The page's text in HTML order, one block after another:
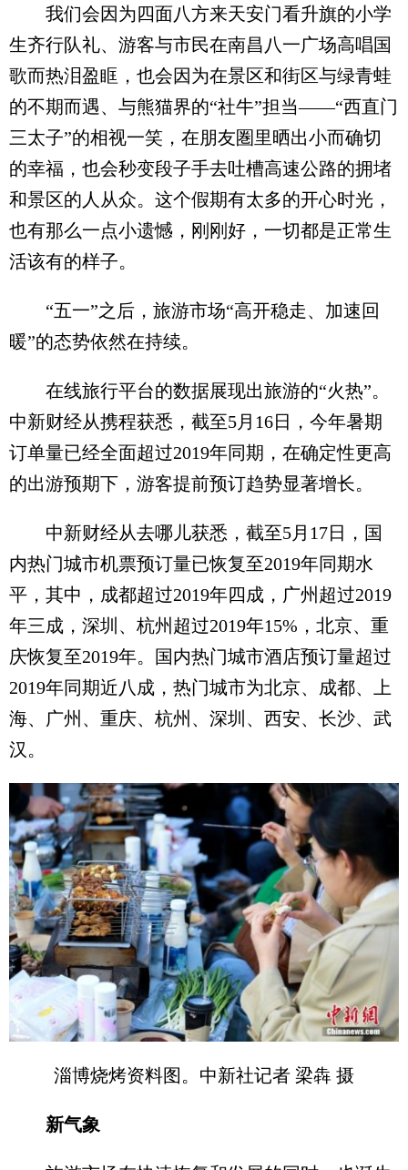
我们会因为四面八方来天安门看升旗的小学
生齐行队礼、游客与市民在南昌八一广场高唱国
歌而热泪盈眶，也会因为在景区和街区与绿青蛙
的不期而遇、与熊猫界的“社牛”担当——“西直门
三太子”的相视一笑，在朋友圏里晒出小而确切
的幸福，也会秒变段子手去吐槽高速公路的拥堵
和景区的人从众。这个假期有太多的开心时光，
也有那么一点小遗憾，刚刚好，一切都是正常生
活该有的样子。
“五一”之后，旅游市场“高开稳走、加速回
暖”的态势依然在持续。
在线旅行平台的数据展现出旅游的“火热”。
中新财经从携程获悉，截至5月16日，今年暑期
订单量已经全面超过2019年同期，在确定性更高
的出游预期下，游客提前预订趋势显著增长。
中新财经从去哪儿获悉，截至5月17日，国
内热门城市机票预订量已恢复至2019年同期水
平，其中，成都超过2019年四成，广州超过2019
年三成，深圳、杭州超过2019年15%，北京、重
庆恢复至2019年。国内热门城市酒店预订量超过
2019年同期近八成，热门城市为北京、成都、上
海、广州、重庆、杭州、深圳、西安、长沙、武
汉。
淄博烧烤资料图。中新社记者 梁犇 摄
新气象